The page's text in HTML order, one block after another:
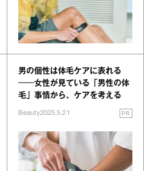
男の個性は体毛ケアに表れる
──女性が見ている「男性の体
毛」事情から、ケアを考える
Beauty2025.5.21 PR